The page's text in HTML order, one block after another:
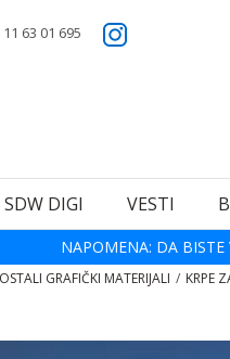
63 01 695
SDW DIGI VESTI
NAPOMENA: DA BISTE
OSTALI GRAFIČKI MATERIJALI KRPE